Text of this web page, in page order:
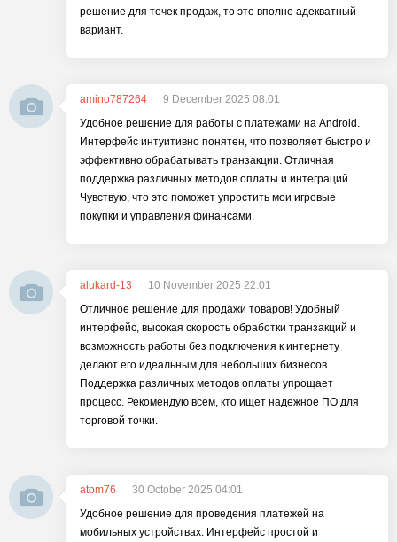
решение для точек продаж, то это вполне адекватный
вариант.
amino787264
9 December 2025 08:01
Удобное решение для работы с платежами на Android.
Интерфейс интуитивно понятен, что позволяет быстро и
эффективно обрабатывать транзакции. Отличная
поддержка различных методов оплаты и интеграций.
Чувствую, что это поможет упростить мои игровые
покупки и управления финансами.
alukard-13
10 November 2025 22:01
Отличное решение для продажи товаров! Удобный
интерфейс, высокая скорость обработки транзакций и
возможность работы без подключения к интернету
делают его идеальным для небольших бизнесов.
Поддержка различных методов оплаты упрощает
процесс. Рекомендую всем, кто ищет надежное ПО для
торговой точки.
atom76
30 October 2025 04:01
Удобное решение для проведения платежей на
мобильных устройствах. Интерфейс простой и